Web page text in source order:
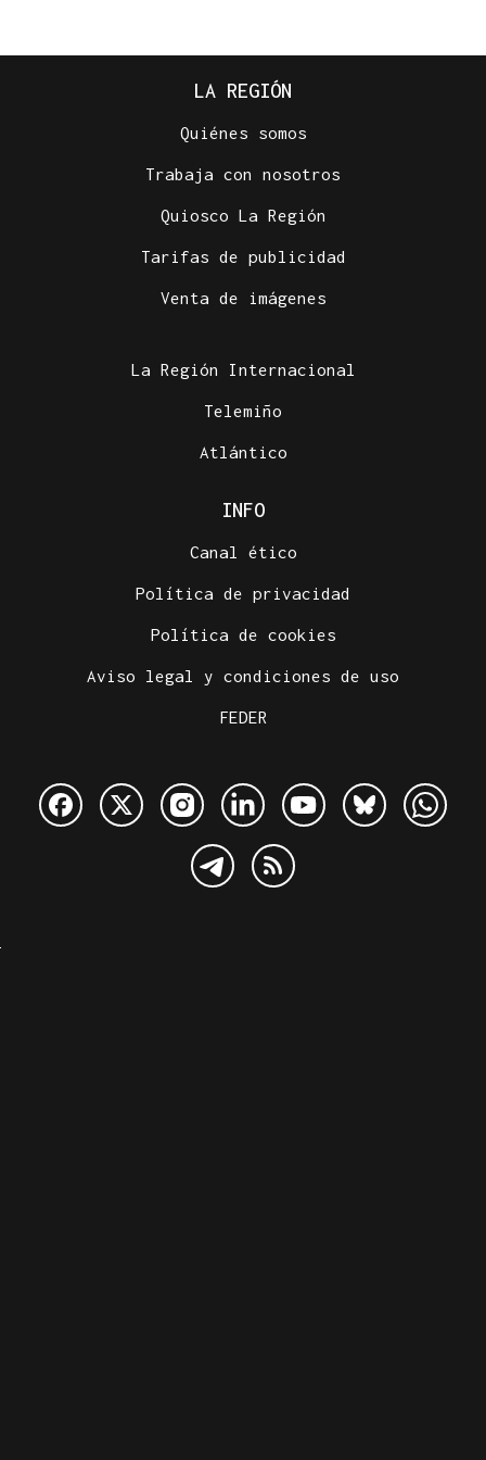
LA REGIÓN
Quiénes somos
Trabaja con nosotros
Quiosco La Región
Tarifas de publicidad
Venta de imágenes
La Región Internacional
Telemiño
Atlántico
INFO
Canal ético
Política de privacidad
Política de cookies
Aviso legal y condiciones de uso
FEDER